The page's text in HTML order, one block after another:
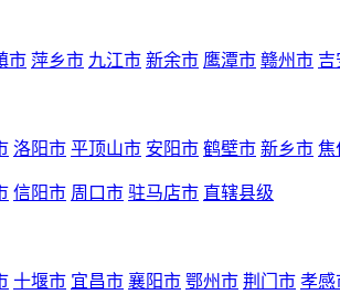
市 萍乡市 九江市 新余市 鹰潭市 赣州市 吉
洛阳市 平顶山市 安阳市 鹤壁市 新乡市 焦
信阳市 周口市 驻马店市 直辖县级
十堰市 宜昌市 襄阳市 鄂州市 荆门市 孝感